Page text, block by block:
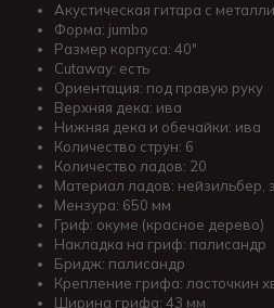
Акустическая гитара с
Форма: jumbo
Размер корпуса: 40"
Cutaway: есть
Ориентация: под правую руку
Верхняя дека: ива
Нижняя дека и обечайки: ива
Количество струн: 6
Количество ладов: 20
Материал ладов: нейзильбер,
Мензура: 650 мм
Гриф: окуме (красное дерево)
Накладка на гриф: палисандр
Бридж: палисандр
Крепление грифа: ласточкин
Ширина грифа: 43 мм